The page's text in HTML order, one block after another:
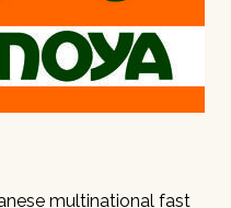
multinational fast